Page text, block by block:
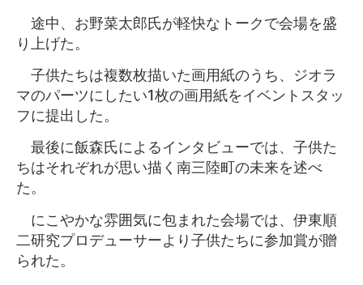
途中、お野菜太郎氏が軽快なトークで会場を盛
り上げた。
子供たちは複数枚描いた画用紙のうち、ジオラ
マのパーツにしたい1枚の画用紙をイベントスタッ
フに提出した。
最後に飯森氏によるインタビューでは、子供た
ちはそれぞれが思い描く南三陸町の未来を述べ
た。
にこやかな雰囲気に包まれた会場では、伊東順
二研究プロデューサーより子供たちに参加賞が贈
られた。